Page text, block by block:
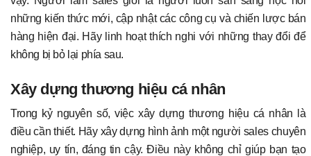
những kiến thức mới, cập nhật các công cụ và chiến lược bán
hàng hiện đại. Hãy linh hoạt thích nghi với những thay đổi để
không bị bỏ lại phía sau.
Xây dựng thương hiệu cá nhân
Trong kỷ nguyên số, việc xây dựng thương hiệu cá nhân là
điều cần thiết. Hãy xây dựng hình ảnh một người sales chuyên
nghiệp, uy tín, đáng tin cậy. Điều này không chỉ giúp bạn tạo